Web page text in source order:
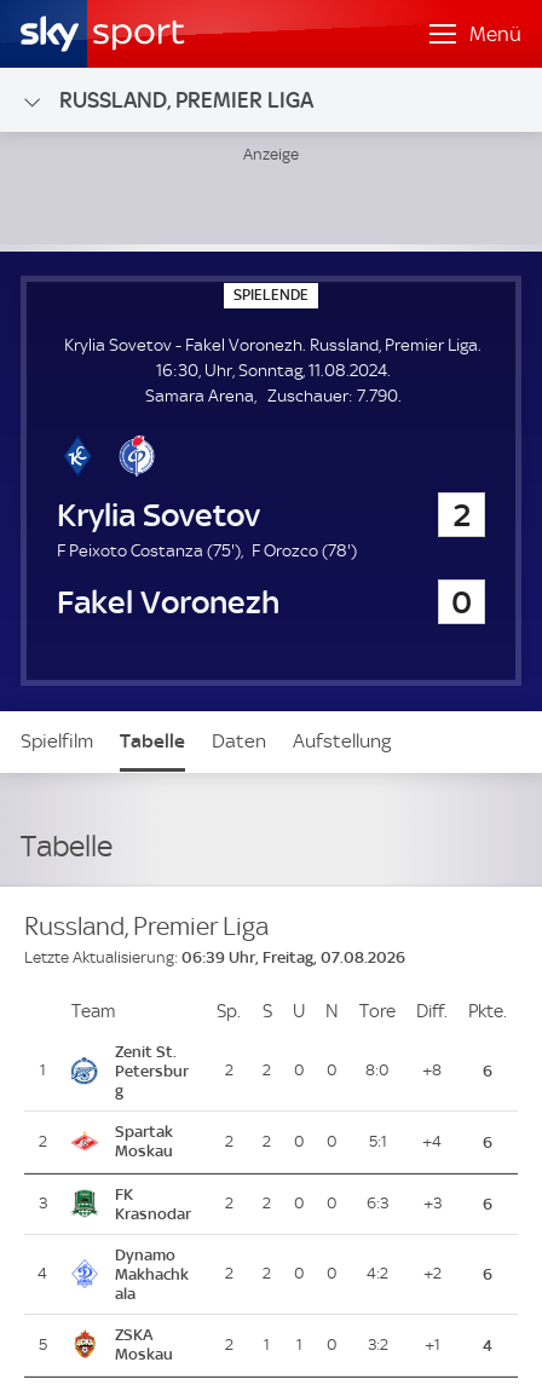
Menü
RUSSLAND, PREMIER LIGA
SPIELENDE
P
E
L
E
N
Krylia Sovetov - Fakel Voronezh. Russland, Premier Liga.
16:30, Uhr, Sonntag, 11.08.2024.
Samara Arena
Zuschauer: Z
u
7.790.
Krylia Sovetov 2
F Peixoto Costanza (75'7
.
e
) F Orozco (78'7
e
)
Fakel Voronezh 0
Spielfilm Tabelle Daten Aufstellung
Tabelle
Russland, Premier Liga
Letzte Aktualisierung: 06:39 Uhr, Freitag, 07.08.2026
PlatzTeam Sp. Spiele
SSiege
U Unentschieden
N Niederlagen
Tore ToreDiff. Differenz
Pkte.
1
Zenit St.
Petersbur
g
2 2 0 0 8:0 +8 6
2
Spartak
Moskau
2 2 0 0 5:1 +4 6
3
FK
Krasnodar
2 2 0 0 6:3 +3 6
4
Dynamo
Makhachk
ala
2 2 0 0 4:2 +2 6
5
ZSKA
Moskau
2 1 1 0 3:2 +1 4